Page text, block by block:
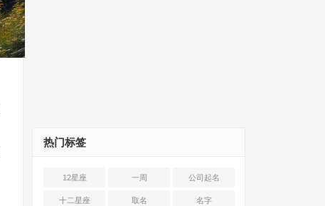
热门标签
12星座 一周 公司起名
十二星座 取名 名字